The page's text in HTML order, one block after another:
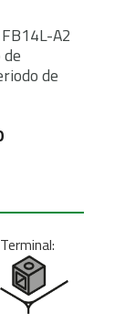
FB14L-A2
de
Terminal: